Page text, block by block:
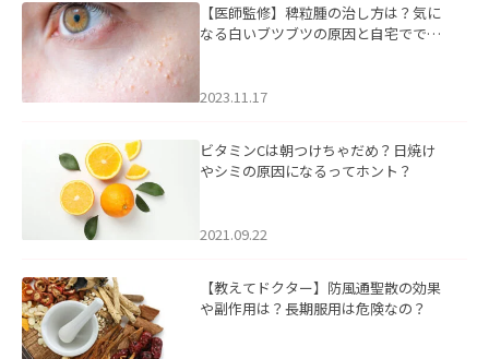
【医師監修】稗粒腫の治し方は？気に
なる白いブツブツの原因と自宅ででき
2023.11.17
ビタミンCは朝つけちゃだめ？日焼け
やシミの原因になるってホント？
2021.09.22
【教えてドクター】防風通聖散の効果
や副作用は？長期服用は危険なの？